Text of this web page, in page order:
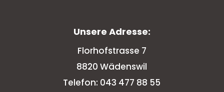
Unsere Adresse:
Florhofstrasse 7
8820 Wädenswil
Telefon: 043 477 88 55